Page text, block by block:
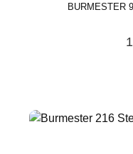
BURMESTER